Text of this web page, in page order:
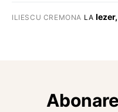
ILIESCU CREMONA LA